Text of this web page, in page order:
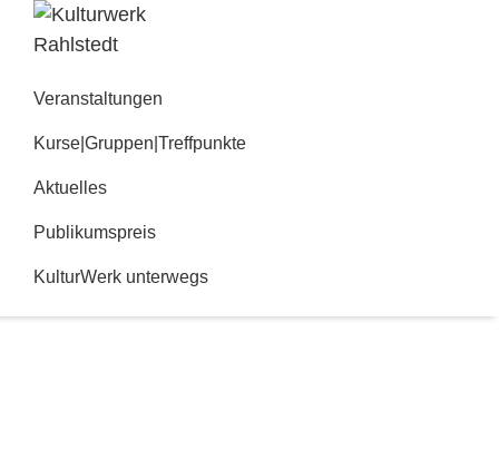
Hauptnavigation
Zum
Inhalt
Rahlstedt
Veranstaltungen
Kurse|Gruppen|Treffpunkte
Aktuelles
Publikumspreis
KulturWerk unterwegs